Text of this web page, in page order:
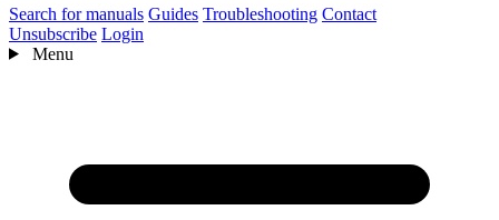
Search for manuals Guides Troubleshooting Contact
Unsubscribe Login
Menu